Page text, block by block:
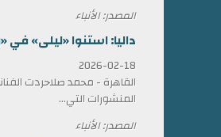
المصدر: الأنباء
داليا: استنوا «ليلى»
2026-02-18
القاهرة - محمد صلاحردت
المنشورات التي...
المصدر: الأنباء